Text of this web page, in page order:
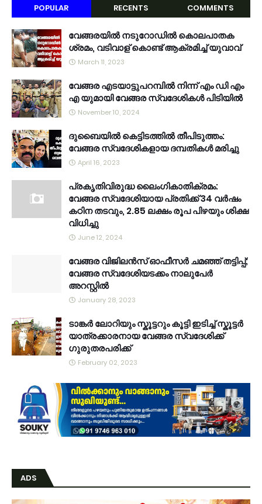
POPULAR RECENTS COMMENTS
വേങ്ങരയിൽ നടുറോഡിൽ കൊലപാതക
ശ്രമം, വടിവാള് കൊണ്ട് ആക്രമിച്ച് യുവാവ്
March 11, 2023
വേങ്ങര എടയാട്ടുപറമ്പിൽ നിന്ന് എം ഡി എം
എ യുമായി വേങ്ങര സ്വദേശികൾ പിടിയിൽ
November 10, 2024
ദുബൈയിൽ കെട്ടിടത്തിൽ തീപിടുത്തം:
വേങ്ങര സ്വദേശികളായ ദമ്പതികൾ മരിച്ചു
April 16, 2023
പ്രകൃതിവിരുദ്ധ ലൈംഗികാതിക്രമം:
വേങ്ങര സ്വദേശിയായ പ്രതിക്ക് 34 വര്‍ഷം
കഠിന തടവും, 2.85 ലക്ഷം രൂപ പിഴയും ശിക്ഷ
വിധിച്ചു
June 12, 2024
വേങ്ങര വിജിലൻസ് ഓഫീസർ ചമഞ്ഞ് തട്ടിപ്പ്;
വേങ്ങര സ്വദേശിയടക്കം നാലുപേർ
അറസ്റ്റിൽ
January 28, 2023
ടാങ്കർ ലോറിയും സ്കൂട്ടറും കൂട്ടി ഇടിച്ച് സ്കൂട്ടർ
യാത്രക്കാരനായ വേങ്ങര സ്വദേശിക്ക്
ഗുരുതരപരിക്ക്
February 02, 2023
ADS